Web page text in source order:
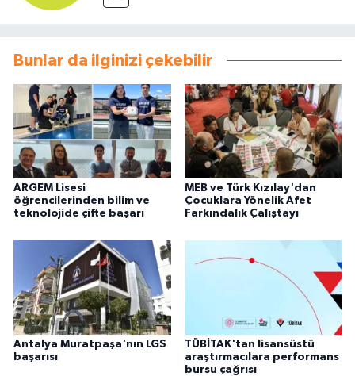
Bunlar da ilginizi çekebilir
ARGEM Lisesi
öğrencilerinden bilim ve
teknolojide çifte başarı
MEB ve Türk Kızılay'dan
Çocuklara Yönelik Afet
Farkındalık Çalıştayı
Antalya Muratpaşa'nın LGS
başarısı
TÜBİTAK'tan lisansüstü
araştırmacılara performans
bursu çağrısı